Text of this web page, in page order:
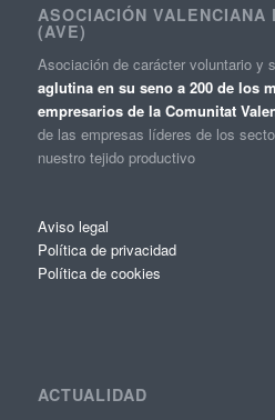
ASOCIACIÓN VALENCIANA
(AVE)
Asociación de carácter voluntario y
aglutina en su seno a 200 de los
empresarios de la Comunitat
de las empresas líderes de los
nuestro tejido productivo
Aviso legal
Política de privacidad
Política de cookies
ACTUALIDAD